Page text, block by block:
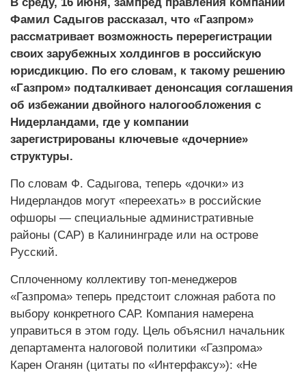
Фамил Садыгов рассказал, что «Газпром»
рассматривает возможность перерегистрации
своих зарубежных холдингов в российскую
юрисдикцию. По его словам, к такому решению
«Газпром» подталкивает денонсация соглашения
об избежании двойного налогообложения с
Нидерландами, где у компании
зарегистрированы ключевые «дочерние»
структуры.
По словам Ф. Садыгова, теперь «дочки» из
Нидерландов могут «переехать» в российские
офшоры — специальные административные
районы (САР) в Калининграде или на острове
Русский.
Сплоченному коллективу топ-менеджеров
«Газпрома» теперь предстоит сложная работа по
выбору конкретного САР. Компания намерена
управиться в этом году. Цель объяснил начальник
департамента налоговой политики «Газпрома»
Карен Оганян (цитаты по «Интерфаксу»): «Не